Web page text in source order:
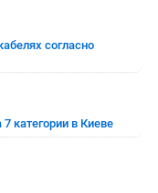
согласно
категории в Киеве